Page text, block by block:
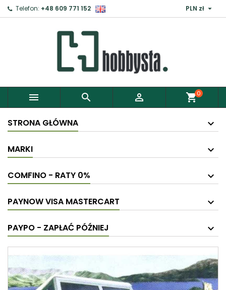
Telefon: +48 609 771 152 PLN zł 
   shopping_cart0
STRONA GŁÓWNA
MARKI
COMFINO - RATY 0%
PAYNOW VISA MASTERCART
PAYPO - ZAPŁAĆ PÓŹNIEJ